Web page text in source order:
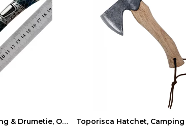
Briceag Ahmed I, Camping & Drumetie, Otel Damasc VG10 Core, Maner Rosu Fosforescent, 22 cm